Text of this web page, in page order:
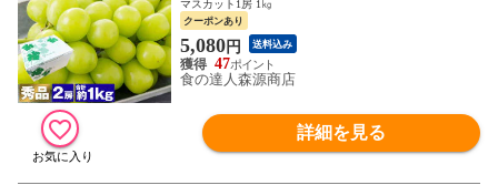
出荷予定】
マスカット1房 1㎏
クーポンあり
5,080円 送料込み
47
食の達人森源商店
詳細を見る